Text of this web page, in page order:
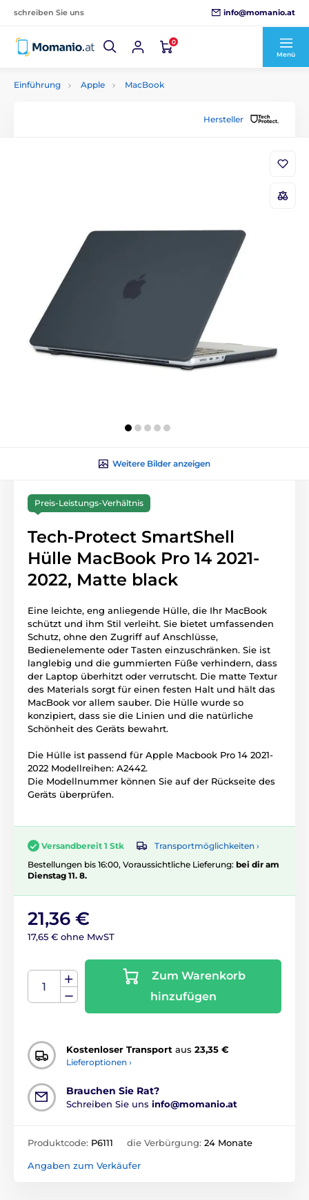
schreiben Sie uns info@momanio.at
0
Menü
Einführung Apple MacBook
Hersteller
Weitere Bilder anzeigen
Preis-Leistungs-Verhältnis
Tech-Protect SmartShell
Hülle MacBook Pro 14 2021-
2022, Matte black
Eine leichte, eng anliegende Hülle, die Ihr MacBook
schützt und ihm Stil verleiht. Sie bietet umfassenden
Schutz, ohne den Zugriff auf Anschlüsse,
Bedienelemente oder Tasten einzuschränken. Sie ist
langlebig und die gummierten Füße verhindern, dass
der Laptop überhitzt oder verrutscht. Die matte Textur
des Materials sorgt für einen festen Halt und hält das
MacBook vor allem sauber. Die Hülle wurde so
konzipiert, dass sie die Linien und die natürliche
Schönheit des Geräts bewahrt.
Die Hülle ist passend für Apple Macbook Pro 14 2021-
2022 Modellreihen: A2442.
Die Modellnummer können Sie auf der Rückseite des
Geräts überprüfen.
Versandbereit 1 Stk
Transportmöglichkeiten ›
Bestellungen bis 16:00, Voraussichtliche Lieferung: bei dir am
Dienstag 11. 8.
21,36 €
17,65 € ohne MwST
Zum Warenkorb
hinzufügen
Kostenloser Transport aus 23,35 €
Lieferoptionen ›
Brauchen Sie Rat?
Schreiben Sie uns info@momanio.at
Produktcode: P6111 die Verbürgung: 24 Monate
Angaben zum Verkäufer